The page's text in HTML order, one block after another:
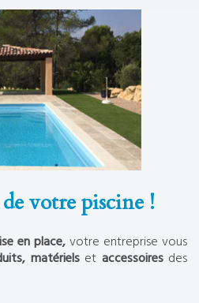
votre piscine !
en place,votre entreprise vous
matérielset accessoiresdes